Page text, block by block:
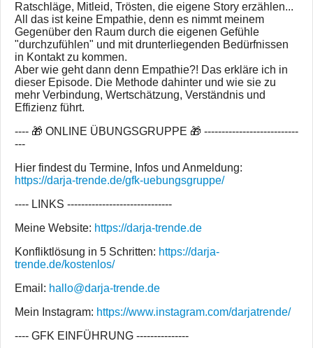
Ratschläge, Mitleid, Trösten, die eigene Story erzählen...
All das ist keine Empathie, denn es nimmt meinem
Gegenüber den Raum durch die eigenen Gefühle
"durchzufühlen" und mit drunterliegenden Bedürfnissen
in Kontakt zu kommen.
Aber wie geht dann denn Empathie?! Das erkläre ich in
dieser Episode. Die Methode dahinter und wie sie zu
mehr Verbindung, Wertschätzung, Verständnis und
Effizienz führt.
---- 🎁 ONLINE ÜBUNGSGRUPPE 🎁 ---------------------------
---
Hier findest du Termine, Infos und Anmeldung:
https://darja-trende.de/gfk-uebungsgruppe/
---- LINKS ------------------------------
Meine Website: https://darja-trende.de
Konfliktlösung in 5 Schritten: https://darja-
trende.de/kostenlos/
Email: hallo@darja-trende.de
Mein Instagram: https://www.instagram.com/darjatrende/
---- GFK EINFÜHRUNG ---------------